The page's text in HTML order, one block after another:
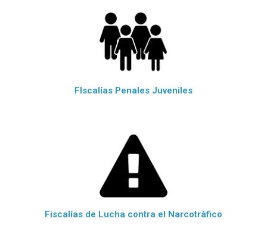
FIscalías Penales Juveniles
Fiscalías de Lucha contra el Narcotràfico